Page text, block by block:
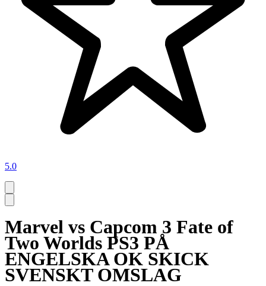
5.0
Marvel vs Capcom 3 Fate of
Two Worlds PS3 PÅ
ENGELSKA OK SKICK
SVENSKT OMSLAG